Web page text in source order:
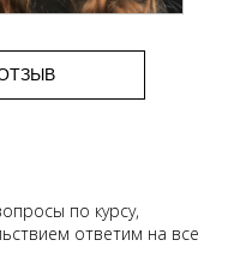
по курсу,
ответим на все